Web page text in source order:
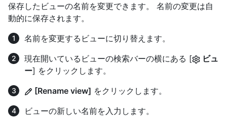
保存したビューの名前を変更できます。 名前の変更は自
動的に保存されます。
名前を変更するビューに切り替えます。
現在開いているビューの検索バーの横にある [
ビュ
ー] をクリックします。
[Rename view] をクリックします。
ビューの新しい名前を入力します。